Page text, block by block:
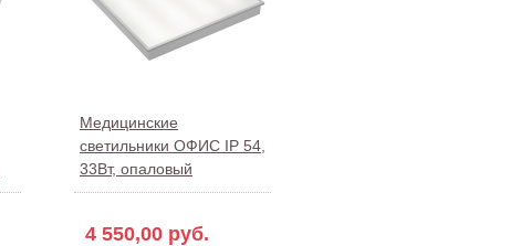
Медицинские
светильники ОФИС IP 54,
33Вт, опаловый
4 550,00 руб.